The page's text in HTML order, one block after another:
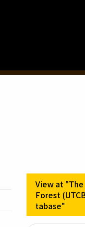
View at
Forest
tabase"